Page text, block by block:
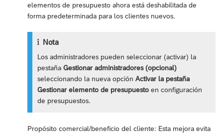
elementos de presupuesto ahora está deshabilitada de
forma predeterminada para los clientes nuevos.
Nota
Los administradores pueden seleccionar (activar) la
pestañaGestionar administradores (opcional)
seleccionando la nueva opciónActivar la pestaña
Gestionar elemento de presupuesto en configuración
de presupuestos.
Propósito comercial/beneficio del cliente: Esta mejora evita